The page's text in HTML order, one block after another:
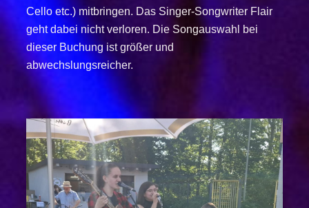
Cello etc.) mitbringen. Das Singer-Songwriter Flair
geht dabei nicht verloren. Die Songauswahl bei
dieser Buchung ist größer und
abwechslungsreicher.